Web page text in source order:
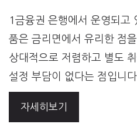
1금융권 은행에서 운영되고
품은 금리면에서 유리한 점
상대적으로 저렴하고 별도
설정 부담이 없다는 점입니
자세히보기